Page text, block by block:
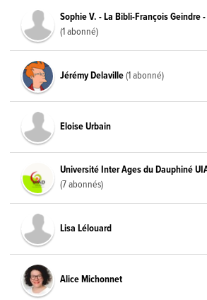
Sophie V. - La Bibli-François Geindre
(1 abonné)
Jérémy Delaville(1 abonné)
Eloise Urbain
Université Inter Ages du Dauphiné
(7 abonnés)
Lisa Lélouard
Alice Michonnet